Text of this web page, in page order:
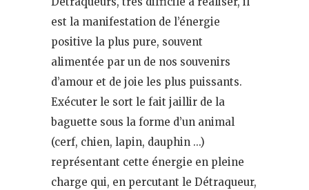
est la manifestation de l’énergie
positive la plus pure, souvent
alimentée par un de nos souvenirs
d’amour et de joie les plus puissants.
Exécuter le sort le fait jaillir de la
baguette sous la forme d’un animal
(cerf, chien, lapin, dauphin …)
représentant cette énergie en pleine
charge qui, en percutant le Détraqueur,